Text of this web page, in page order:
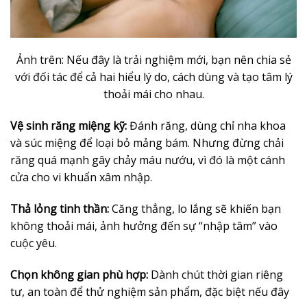
Ảnh trên: Nếu đây là trải nghiệm mới, bạn nên chia sẻ
với đối tác để cả hai hiểu lý do, cách dùng và tạo tâm lý
thoải mái cho nhau.
Vệ sinh răng miệng kỹ:Đánh răng, dùng chỉ nha khoa
và súc miệng để loại bỏ mảng bám. Nhưng đừng chải
răng quá mạnh gây chảy máu nướu, vì đó là một cánh
cửa cho vi khuẩn xâm nhập.
Thả lỏng tinh thần:Căng thẳng, lo lắng sẽ khiến bạn
không thoải mái, ảnh hưởng đến sự “nhập tâm” vào
cuộc yêu.
Chọn không gian phù hợp: Dành chút thời gian riêng
tư, an toàn để thử nghiệm sản phẩm, đặc biệt nếu đây